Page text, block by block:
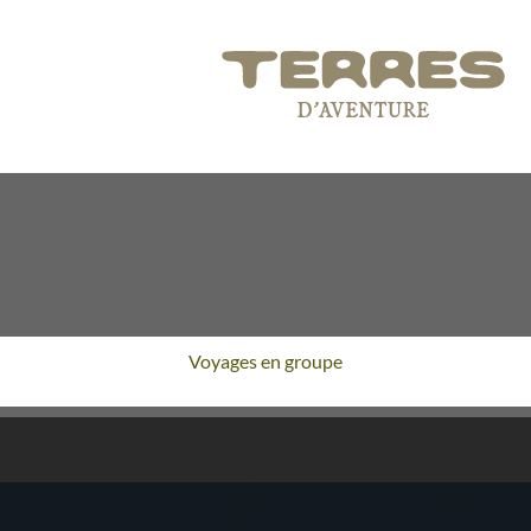
Voyages en groupe